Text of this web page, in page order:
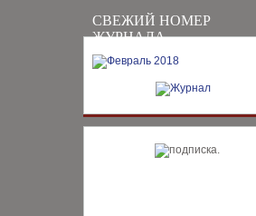
СВЕЖИЙ НОМЕР
ЖУРНАЛА